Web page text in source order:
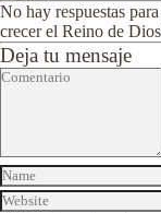
No hay respuestas
crecer el Reino de
Deja tu mensaje